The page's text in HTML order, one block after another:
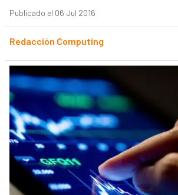
Publicado el 06 Jul 2016
Redacción Computing